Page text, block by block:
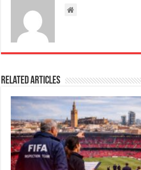
Related Articles